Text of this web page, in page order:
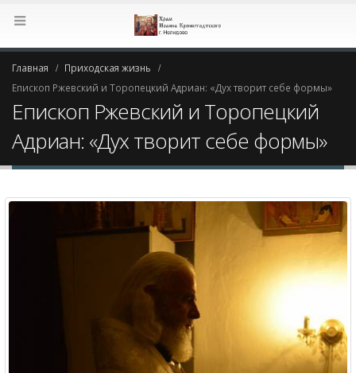
Главная
Приходская жизнь
Епископ Ржевский и Торопецкий Адриан: «Дух творит себе формы»
Епископ Ржевский и Торопецкий
Адриан: «Дух творит себе формы»